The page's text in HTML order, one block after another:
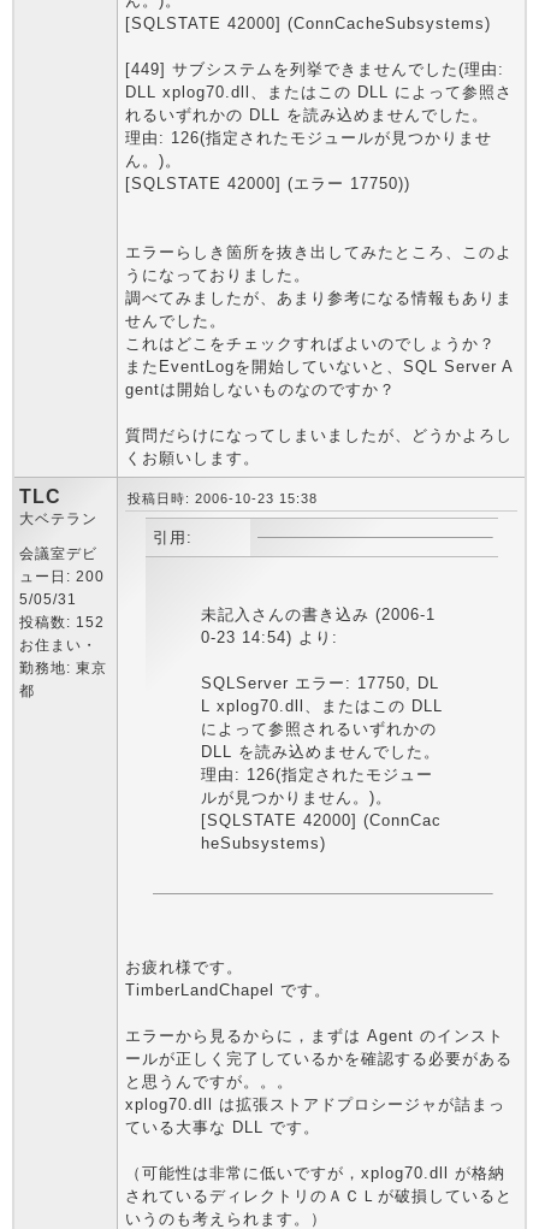
[SQLSTATE 42000] (ConnCacheSubsystems)
[449] サブシステムを列挙できませんでした(理由:
DLL xplog70.dll、またはこの DLL によって参照さ
れるいずれかの DLL を読み込めませんでした。
理由: 126(指定されたモジュールが見つかりませ
ん。)。
[SQLSTATE 42000] (エラー 17750))
エラーらしき箇所を抜き出してみたところ、このよ
うになっておりました。
調べてみましたが、あまり参考になる情報もありま
せんでした。
これはどこをチェックすればよいのでしょうか？
またEventLogを開始していないと、SQL Server A
gentは開始しないものなのですか？
質問だらけになってしまいましたが、どうかよろし
くお願いします。
TLC
大ベテラン
会議室デビ
ュー日: 200
5/05/31
投稿数: 152
お住まい・
勤務地: 東京
都
投稿日時: 2006-10-23 15:38
引用:
未記入さんの書き込み (2006-1
0-23 14:54) より:
SQLServer エラー: 17750, DL
L xplog70.dll、またはこの DLL
によって参照されるいずれかの
DLL を読み込めませんでした。
理由: 126(指定されたモジュー
ルが見つかりません。)。
[SQLSTATE 42000] (ConnCac
heSubsystems)
お疲れ様です。
TimberLandChapel です。
エラーから見るからに，まずは Agent のインスト
ールが正しく完了しているかを確認する必要がある
と思うんですが。。。
xplog70.dll は拡張ストアドプロシージャが詰まっ
ている大事な DLL です。
（可能性は非常に低いですが，xplog70.dll が格納
されているディレクトリのＡＣＬが破損していると
いうのも考えられます。）